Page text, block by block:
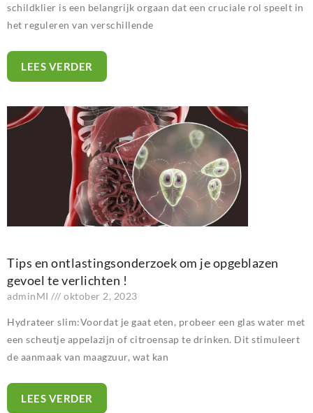
schildklier is een belangrijk orgaan dat een cruciale rol speelt in
het reguleren van verschillende
LEES VERDER
Tips en ontlastingsonderzoek om je opgeblazen
gevoel te verlichten !
adminMI oktober 2, 2023
Hydrateer slim:Voordat je gaat eten, probeer een glas water met
een scheutje appelazijn of citroensap te drinken. Dit stimuleert
de aanmaak van maagzuur, wat kan
LEES VERDER